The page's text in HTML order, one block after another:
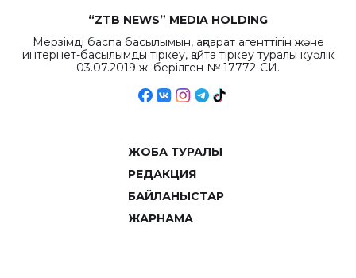
“ZTB NEWS” MEDIA HOLDING
Мерзімді баспа басылымын, ақпарат агенттігін және
интернет-басылымды тіркеу, қайта тіркеу туралы куәлік
03.07.2019 ж. берілген № 17772-СИ.
ЖОБА ТУРАЛЫ
РЕДАКЦИЯ
БАЙЛАНЫСТАР
ЖАРНАМА